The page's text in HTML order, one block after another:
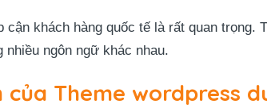
khách hàng quốc tế là rất quan trọng.
nhiều ngôn ngữ khác nhau.
Theme wordpress